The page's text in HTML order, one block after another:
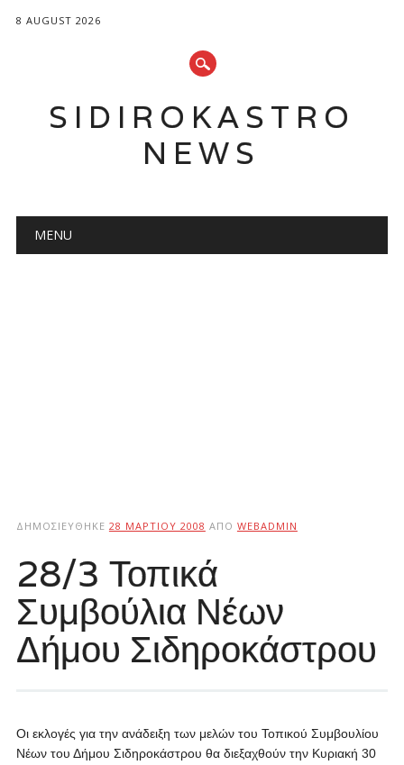
8 AUGUST 2026
SIDIROKASTRO
NEWS
Main menu
MENU
ΔΗΜΟΣΙΕΎΘΗΚΕ 28 ΜΑΡΤΊΟΥ 2008 ΑΠΌ WEBADMIN
28/3 Τοπικά
Συμβούλια Νέων
Δήμου Σιδηροκάστρου
Οι εκλογές για την ανάδειξη των μελών του Τοπικού Συμβουλίου
Νέων του Δήμου Σιδηροκάστρου θα διεξαχθούν την Κυριακή 30